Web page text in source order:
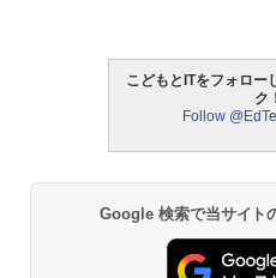
パイロッ
育
￥2,073
中学英語
やすく。
￥1,980
こどもとITをフォロー
ク！
Follow
Google 検索で当サイト